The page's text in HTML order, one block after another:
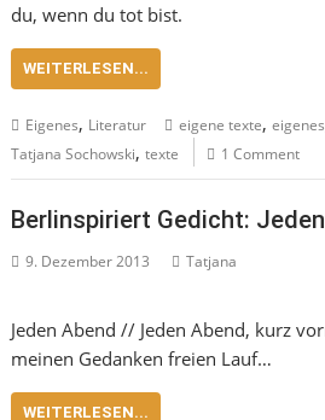
du, wenn du tot bist.
WEITERLESEN...
Eigenes, Literatur eigene texte,eigenes
Tatjana Sochowski,texte 1 Comment
Berlinspiriert Gedicht:
9. Dezember 2013 Tatjana
Jeden Abend // Jeden Abend, kurz
meinen Gedanken freien Lauf…
WEITERLESEN...